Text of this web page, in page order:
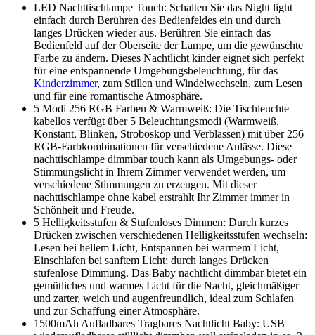
LED Nachttischlampe Touch: Schalten Sie das Night light
einfach durch Berühren des Bedienfeldes ein und durch
langes Drücken wieder aus. Berühren Sie einfach das
Bedienfeld auf der Oberseite der Lampe, um die gewünschte
Farbe zu ändern. Dieses Nachtlicht kinder eignet sich perfekt
für eine entspannende Umgebungsbeleuchtung, für das
Kinderzimmer, zum Stillen und Windelwechseln, zum Lesen
und für eine romantische Atmosphäre.
5 Modi 256 RGB Farben & Warmweiß: Die Tischleuchte
kabellos verfügt über 5 Beleuchtungsmodi (Warmweiß,
Konstant, Blinken, Stroboskop und Verblassen) mit über 256
RGB-Farbkombinationen für verschiedene Anlässe. Diese
nachttischlampe dimmbar touch kann als Umgebungs- oder
Stimmungslicht in Ihrem Zimmer verwendet werden, um
verschiedene Stimmungen zu erzeugen. Mit dieser
nachttischlampe ohne kabel erstrahlt Ihr Zimmer immer in
Schönheit und Freude.
5 Helligkeitsstufen & Stufenloses Dimmen: Durch kurzes
Drücken zwischen verschiedenen Helligkeitsstufen wechseln:
Lesen bei hellem Licht, Entspannen bei warmem Licht,
Einschlafen bei sanftem Licht; durch langes Drücken
stufenlose Dimmung. Das Baby nachtlicht dimmbar bietet ein
gemütliches und warmes Licht für die Nacht, gleichmäßiger
und zarter, weich und augenfreundlich, ideal zum Schlafen
und zur Schaffung einer Atmosphäre.
1500mAh Aufladbares Tragbares Nachtlicht Baby: USB